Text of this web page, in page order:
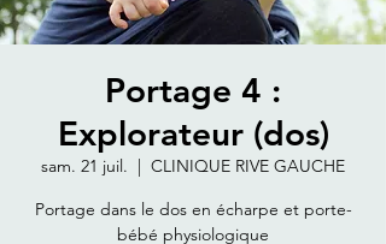
Portage 4 :
Explorateur (dos)
sam. 21 juil.
  |
CLINIQUE RIVE GAUCHE
Portage dans le dos en écharpe et porte-